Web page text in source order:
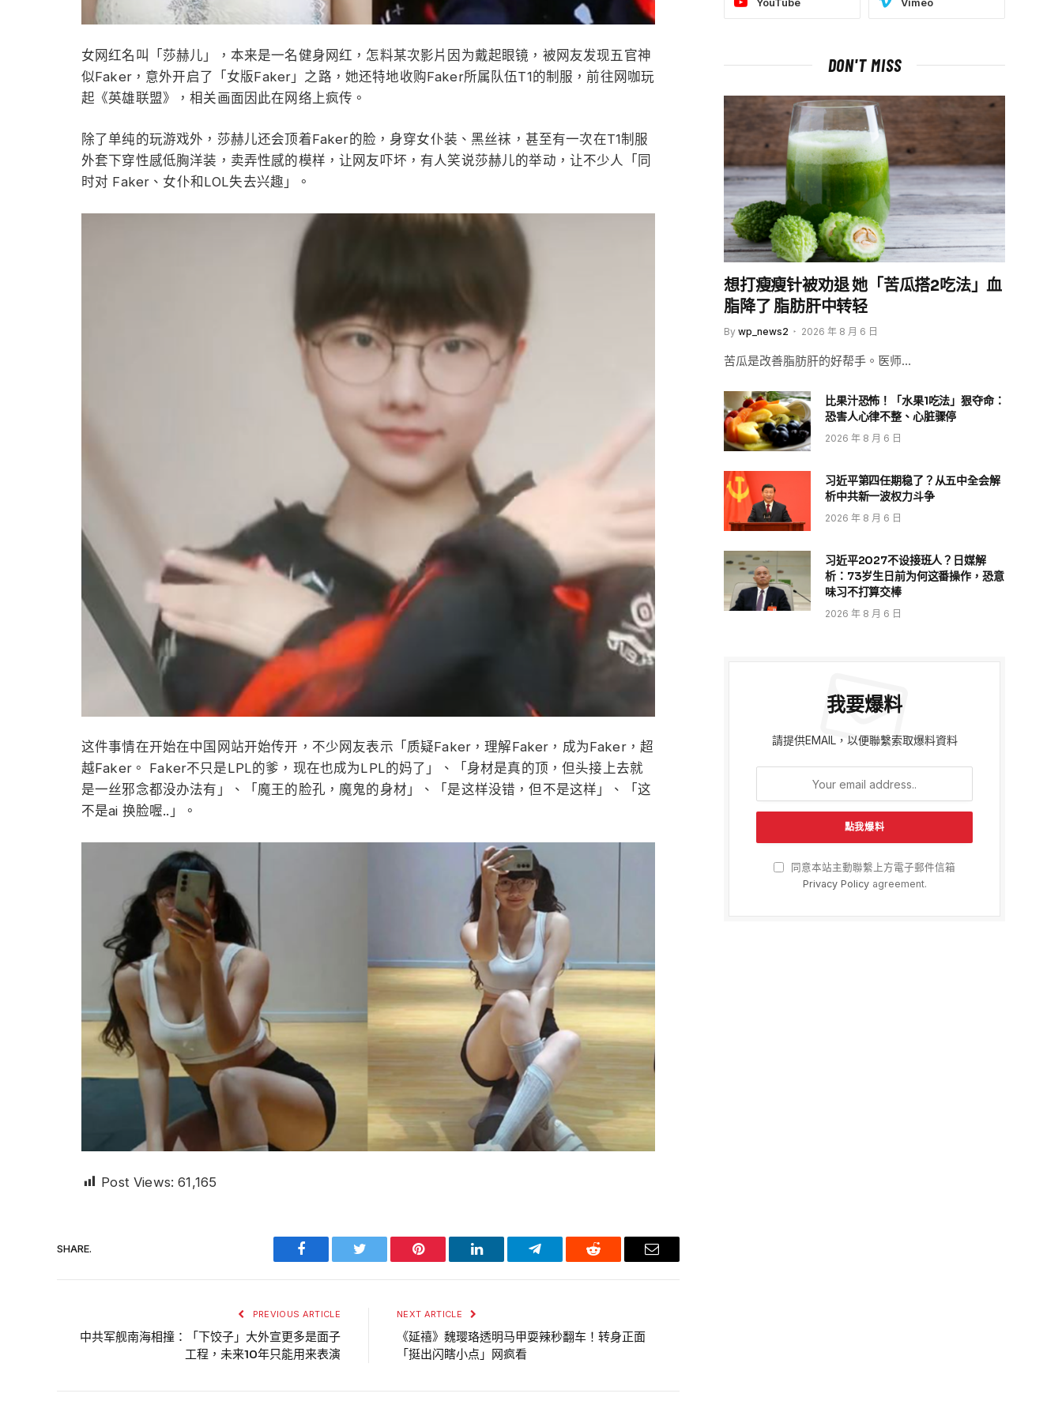
女网红名叫「莎赫儿」，本来是一名健身网红，怎料某次影片因为戴起眼镜，被网友发现五官神
似Faker，意外开启了「女版Faker」之路，她还特地收购Faker所属队伍T1的制服，前往网咖玩
起《英雄联盟》，相关画面因此在网络上疯传。
除了单纯的玩游戏外，莎赫儿还会顶着Faker的脸，身穿女仆装、黑丝袜，甚至有一次在T1制服
外套下穿性感低胸洋装，卖弄性感的模样，让网友吓坏，有人笑说莎赫儿的举动，让不少人「同
时对 Faker、女仆和LOL失去兴趣」。
这件事情在开始在中国网站开始传开，不少网友表示「质疑Faker，理解Faker，成为Faker，超
越Faker。 Faker不只是LPL的爹，现在也成为LPL的妈了」、「身材是真的顶，但头接上去就
是一丝邪念都没办法有」、「魔王的脸孔，魔鬼的身材」、「是这样没错，但不是这样」、「这
不是ai 换脸喔..」。
Post Views: 61,165
SHARE.
Facebook Twitter Pinterest LinkedIn Telegram Reddit Email
PREVIOUS ARTICLE
中共军舰南海相撞：「下饺子」大外宣更多是面子
工程，未来10年只能用来表演
NEXT ARTICLE
《延禧》魏璎珞透明马甲耍辣秒翻车！转身正面
「挺出闪瞎小点」网疯看
DON'T MISS
想打瘦瘦针被劝退 她「苦瓜搭2吃法」血
脂降了 脂肪肝中转轻
By wp_news2 2026 年 8 月 6 日
苦瓜是改善脂肪肝的好帮手。医师…
比果汁恐怖！「水果1吃法」狠夺命：
恐害人心律不整、心脏骤停
2026 年 8 月 6 日
习近平第四任期稳了？从五中全会解
析中共新一波权力斗争
2026 年 8 月 6 日
习近平2027不设接班人？日媒解
析：73岁生日前为何这番操作，恐意
味习不打算交棒
2026 年 8 月 6 日
我要爆料
請提供EMAIL，以便聯繫索取爆料資料
同意本站主動聯繫上方電子郵件信箱
Privacy Policyagreement.